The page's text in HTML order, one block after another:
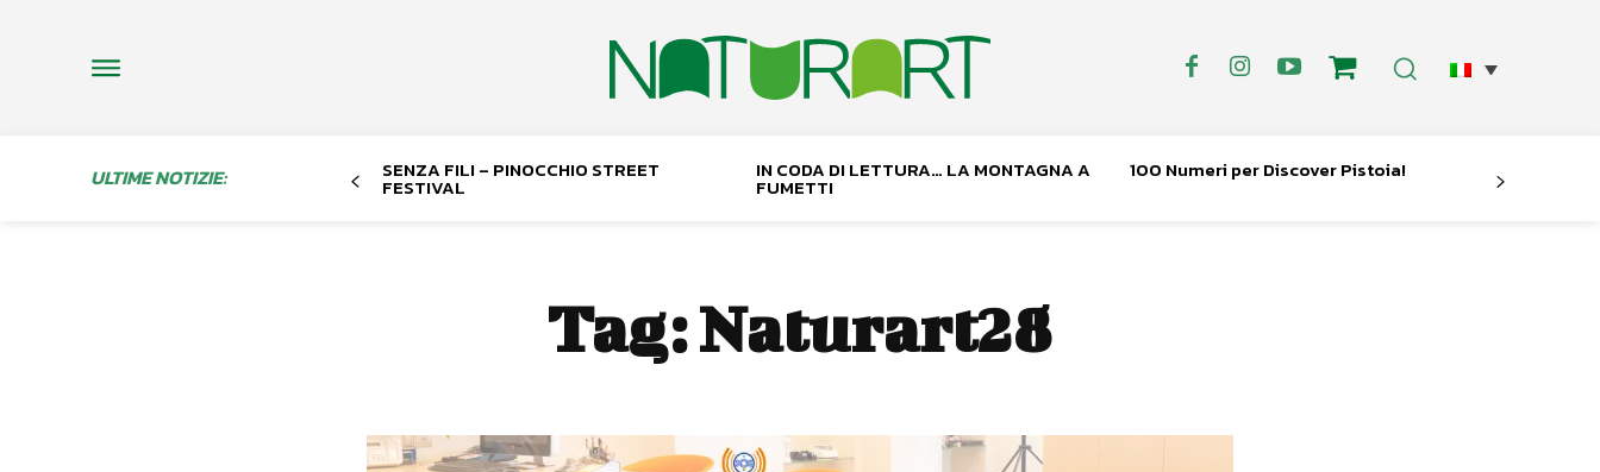
ULTIME NOTIZIE: SENZA FILI – PINOCCHIO STREET
FESTIVAL
IN CODA DI LETTURA… LA MONTAGNA A
FUMETTI
100 Numeri per Discover Pistoia!
Tag:Naturart28